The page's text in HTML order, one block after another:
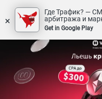
×
Где Трафик? —
арбитража и
Get in Google Play